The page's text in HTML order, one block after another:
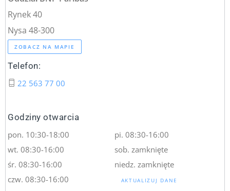
Rynek 40
Nysa 48-300
ZOBACZ NA MAPIE
Telefon:
22 563 77 00
Godziny otwarcia
pon. 10:30-18:00
wt. 08:30-16:00
śr. 08:30-16:00
czw. 08:30-16:00
pi. 08:30-16:00
sob. zamknięte
niedz. zamknięte
AKTUALIZUJ DANE